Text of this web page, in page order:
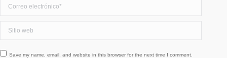
Save my name, email, and website in this browser for the next time I comment.